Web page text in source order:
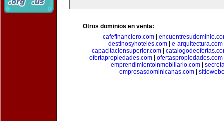
Otros dominios en venta:
cafefinanciero.com
destinosyhoteles.com
e-arquitectura.com
capacitacionsuperior.com
ofertapropiedades.com
ofertaspropiedades.com
emprendimientoinmobiliario.com|
empresasdominicanas.com|